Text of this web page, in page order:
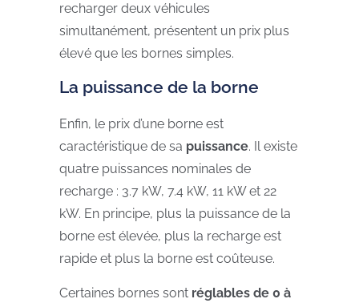
recharger deux véhicules
simultanément, présentent un prix plus
élevé que les bornes simples.
La puissance de la borne
Enfin, le prix d’une borne est
caractéristique de sa puissance. Il existe
quatre puissances nominales de
recharge : 3.7 kW, 7.4 kW, 11 kW et 22
kW. En principe, plus la puissance de la
borne est élevée, plus la recharge est
rapide et plus la borne est coûteuse.
Certaines bornes sont réglables de 0 à